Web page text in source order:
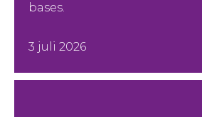
bases.
3 juli 2026